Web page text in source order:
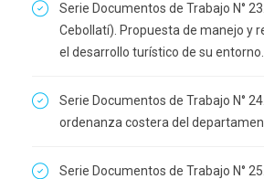
Serie Documentos de Trabajo N°
Cebollatí). Propuesta de manejo y
el desarrollo turístico de su entorno.
Serie Documentos de Trabajo N°
ordenanza costera del
Serie Documentos de Trabajo N°